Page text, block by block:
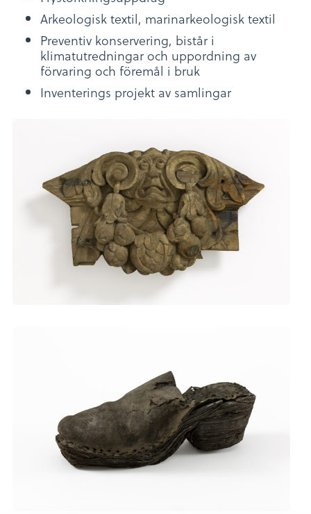
Arkeologisk textil, marinarkeologisk textil
Preventiv konservering, bistår i
klimatutredningar och uppordning av
förvaring och föremål i bruk
Inventerings projekt av samlingar